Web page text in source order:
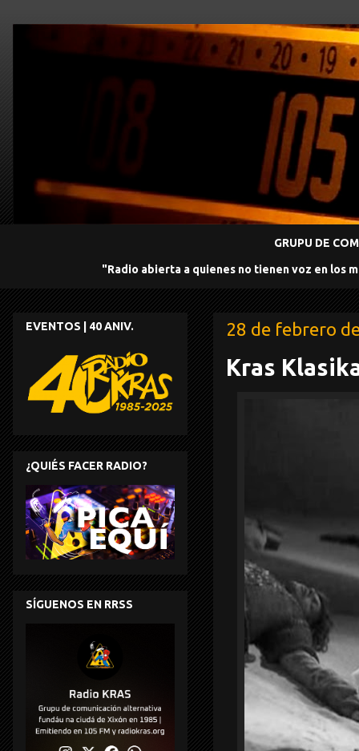
GRUPU DE
"Radio abierta a quienes no tienen voz en los
28 de febrero
Kras
EVENTOS | 40 ANIV.
¿QUIÉS FACER RADIO?
SÍGUENOS EN RRSS